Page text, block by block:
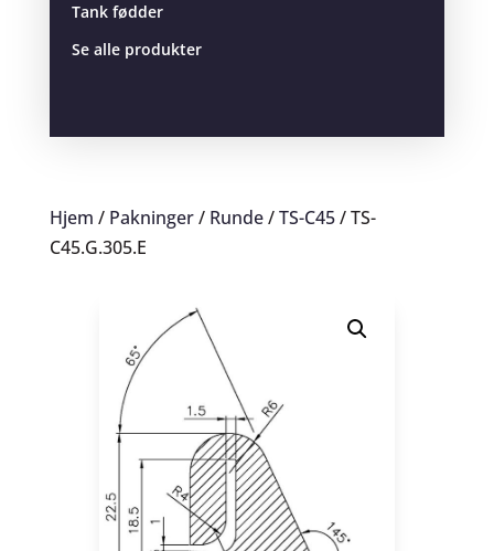
Tank fødder
Se alle produkter
Hjem / Pakninger/ Runde/TS-C45/ TS-
C45.G.305.E